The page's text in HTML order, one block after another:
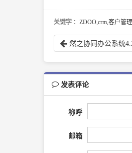
关键字 ：ZDOO,crm,客户管
然之协同办公系统
发表评论
称呼
邮箱